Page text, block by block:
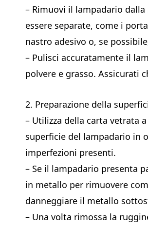
– Rimuovi il lampadario
essere separate, come i
nastro adesivo o, se
– Pulisci accuratamente il
polvere e grasso. Assicurati
2. Preparazione della
– Utilizza della carta vetrata
superficie del lampadario in
imperfezioni presenti.
– Se il lampadario presenta
in metallo per rimuovere
danneggiare il metallo
– Una volta rimossa la